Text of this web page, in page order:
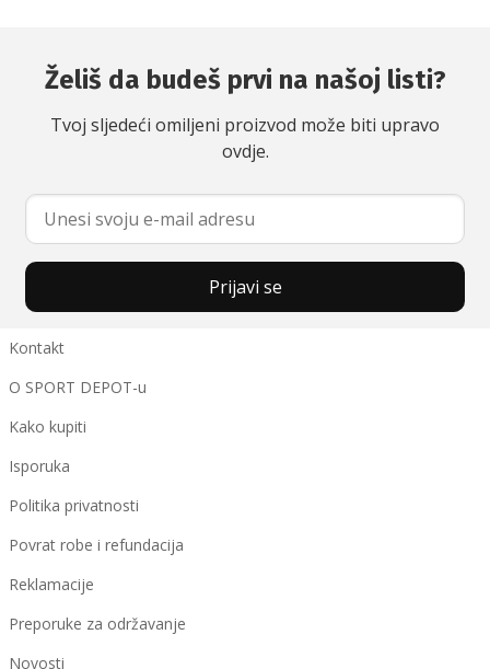
Želiš da budeš prvi na našoj listi?
Tvoj sljedeći omiljeni proizvod može biti upravo
ovdje.
Prijavi se
Kontakt
O SPORT DEPOT-u
Kako kupiti
Isporuka
Politika privatnosti
Povrat robe i refundacija
Reklamacije
Preporuke za održavanje
Novosti